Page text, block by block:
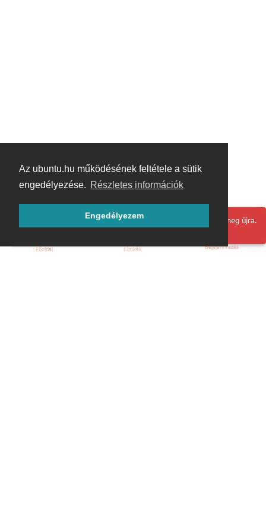
Az ubuntu.hu működésének feltétele a sütik
engedélyezése. Részletes információk
Engedélyezem
Hoppá! Valami hiba történt. Frissítse az oldalt és próbálja meg újra.
Főoldal Címkék Bejelentkezés